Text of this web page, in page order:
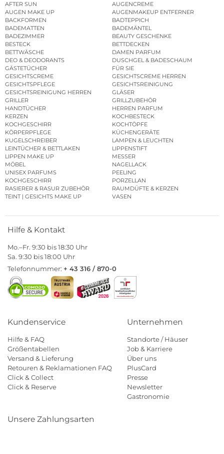
AFTER SUN
AUGENCREME
AUGEN MAKE UP
AUGENMAKEUP ENTFERNER
BACKFORMEN
BADTEPPICH
BADEMATTEN
BADEMÄNTEL
BADEZIMMER
BEAUTY GESCHENKE
BESTECK
BETTDECKEN
BETTWÄSCHE
DAMEN PARFUM
DEO & DEODORANTS
DUSCHGEL & BADESCHAUM
GÄSTETÜCHER
FÜR SIE
GESICHTSCREME
GESICHTSCREME HERREN
GESICHTSPFLEGE
GESICHTSREINIGUNG
GESICHTSREINIGUNG HERREN
GLÄSER
GRILLER
GRILLZUBEHÖR
HANDTÜCHER
HERREN PARFUM
KERZEN
KOCHBESTECK
KOCHGESCHIRR
KOCHTÖPFE
KÖRPERPFLEGE
KÜCHENGERÄTE
KUGELSCHREIBER
LAMPEN & LEUCHTEN
LEINTÜCHER & BETTLAKEN
LIPPENSTIFT
LIPPEN MAKE UP
MESSER
MÖBEL
NAGELLACK
UNISEX PARFUMS
PEELING
KOCHGESCHIRR
PORZELLAN
RASIERER & RASUR ZUBEHÖR
RAUMDÜFTE & KERZEN
TEINT | GESICHTS MAKE UP
VASEN
Hilfe & Kontakt
Mo.–Fr. 9:30 bis 18:30 Uhr
Sa. 9:30 bis 18:00 Uhr
Telefonnummer: + 43 316 / 870-0
Kundenservice
Hilfe & FAQ
Größentabellen
Versand & Lieferung
Retouren & Reklamationen FAQ
Click & Collect
Click & Reserve
Unternehmen
Standorte / Häuser
Job & Karriere
Über uns
PlusCard
Presse
Newsletter
Gastronomie
Unsere Zahlungsarten